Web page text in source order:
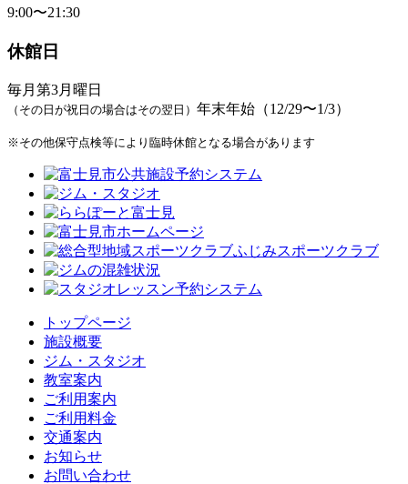
9:00〜21:30
休館日
毎月第3月曜日
（その日が祝日の場合はその翌日） 年末年始（12/29〜1/3）
※その他保守点検等により臨時休館となる場合があります
トップページ
施設概要
ジム・スタジオ
教室案内
ご利用案内
ご利用料金
交通案内
お知らせ
お問い合わせ